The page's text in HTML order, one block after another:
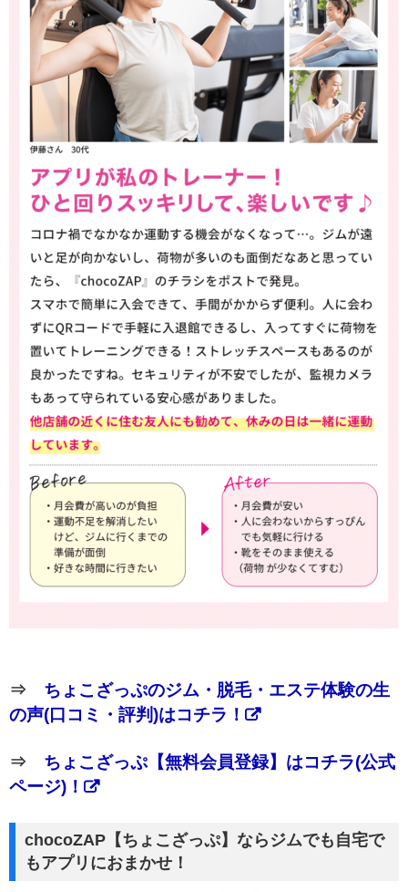
⇒ ちょこざっぷのジム・脱毛・エステ体験の生
の声(口コミ・評判)はコチラ！
⇒ ちょこざっぷ【無料会員登録】はコチラ(公式
ページ)！
chocoZAP【ちょこざっぷ】ならジムでも自宅で
もアプリにおまかせ！